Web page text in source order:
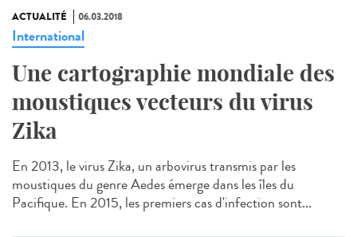
ACTUALITÉ 06.03.2018
International
Une cartographie mondiale des
moustiques vecteurs du virus
Zika
En 2013, le virus Zika, un arbovirus transmis par les
moustiques du genre Aedes émerge dans les îles du
Pacifique. En 2015, les premiers cas d'infection sont...